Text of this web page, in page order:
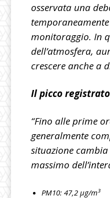
osservata una
monitoraggio. In
dell’atmosfera,
crescere anche a
Il picco
“Fino alle prime
generalmente
situazione
massimo
PM10: 47,2 µg/m³